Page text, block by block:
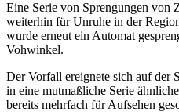
Eine Serie von Sprengungen von
weiterhin für Unruhe in der
wurde erneut ein Automat
Vohwinkel.
Der Vorfall ereignete sich auf der
in eine mutmaßliche Serie
bereits mehrfach für Aufsehen